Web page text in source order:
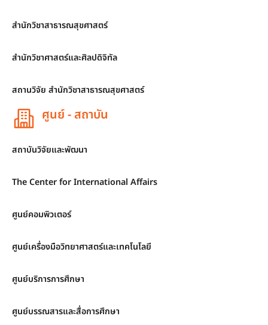
สำนักวิชาสาธารณสุขศาสตร์
สำนักวิชาศาสตร์และศิลปดิจิทัล
สถานวิจัย สำนักวิชาสาธารณสุขศาสตร์
ศูนย์ - สถาบัน
สถาบันวิจัยและพัฒนา
The Center for International Affairs
ศูนย์คอมพิวเตอร์
ศูนย์เครื่องมือวิทยาศาสตร์และเทคโนโลยี
ศูนย์บริการการศึกษา
ศูนย์บรรณสารและสื่อการศึกษา